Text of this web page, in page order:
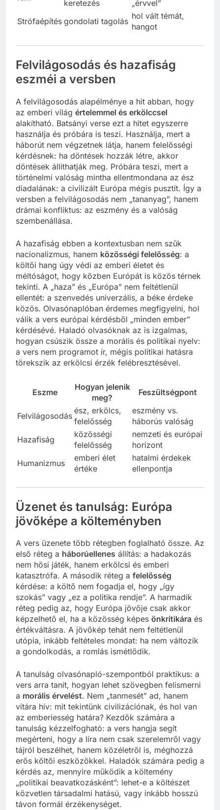
keretezés
„érvvel”
Strófaépítés gondolati tagolás
hol vált témát,
hangot
Felvilágosodás és hazafiság
eszméi a versben
A felvilágosodás alapélménye a hit abban, hogy
az emberi világ értelemmel és erkölccsel
alakítható. Batsányi verse ezt a hitet egyszerre
használja és próbára is teszi. Használja, mert a
háborút nem végzetnek látja, hanem felelősségi
kérdésnek: ha döntések hozzák létre, akkor
döntések állíthatják meg. Próbára teszi, mert a
történelmi valóság mintha ellentmondana az ész
diadalának: a civilizált Európa mégis pusztít. Így a
versben a felvilágosodás nem „tananyag”, hanem
drámai konfliktus: az eszmény és a valóság
szembenállása.
A hazafiság ebben a kontextusban nem szűk
nacionalizmus, hanem közösségi felelősség: a
költői hang úgy védi az emberi életet és
méltóságot, hogy közben Európát is közös térnek
tekinti. A „haza” és „Európa” nem feltétlenül
ellentét: a szenvedés univerzális, a béke érdeke
közös. Olvasónaplóban érdemes megfigyelni, hol
válik a vers európai kérdésből „minden ember”
kérdésévé. Haladó olvasóknak az is izgalmas,
hogyan csúszik össze a morális és politikai nyelv:
a vers nem programot ír, mégis politikai hatásra
törekszik az erkölcsi érzék felébresztésével.
Eszme
Hogyan jelenik
meg?
Feszültségpont
Felvilágosodás
ész, erkölcs,
felelősség
eszmény vs.
háborús valóság
Hazafiság
közösségi
felelősség
nemzeti és európai
horizont
Humanizmus
emberi élet
értéke
hatalmi érdekek
ellenpontja
Üzenet és tanulság: Európa
jövőképe a költeményben
A vers üzenete több rétegben foglalható össze. Az
első réteg a háborúellenes állítás: a hadakozás
nem hősi játék, hanem erkölcsi és emberi
katasztrófa. A második réteg a felelősség
kérdése: a költő nem fogadja el, hogy „így
szokás” vagy „ez a politika rendje”. A harmadik
réteg pedig az, hogy Európa jövője csak akkor
képzelhető el, ha a közösség képes önkritikára és
értékváltásra. A jövőkép tehát nem feltétlenül
utópia, inkább feltételes mondat: ha nem változik
a gondolkodás, a romlás ismétlődik.
A tanulság olvasónapló-szempontból praktikus: a
vers arra tanít, hogyan lehet szövegben felismerni
a morális érvelést. Nem „tanmesét” ad, hanem
vitára hív: mit tekintünk civilizációnak, és hol van
az emberiesség határa? Kezdők számára a
tanulság kézzelfogható: a vers hangja segít
megérteni, hogy a líra nem csak szerelemről vagy
tájról beszélhet, hanem közéletről is, méghozzá
erős költői eszközökkel. Haladók számára pedig a
kérdés az, mennyire működik a költemény
„politikai beavatkozásként”: lehet-e a költészet
közvetlen társadalmi hatású, vagy inkább hosszú
távon formál érzékenységet.